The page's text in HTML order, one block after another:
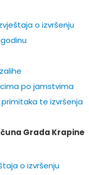
o izvršenju
po jamstvima
te izvršenja
Grada Krapine
o izvršenju